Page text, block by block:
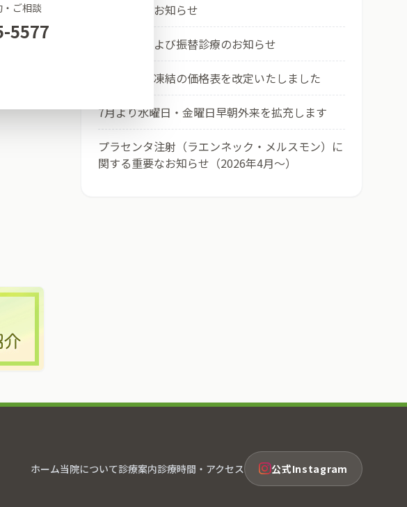
ご相談
5577
お盆休みのお知らせ
臨時休診および振替診療のお知らせ
社会的卵子凍結の価格表を改定いたしました
7月より水曜日・金曜日早朝外来を拡充します
プラセンタ注射（ラエンネック・メルスモン）に
関する重要なお知らせ（2026年4月〜）
ホーム当院について診療案内診療時間・アクセス 公式Instagram